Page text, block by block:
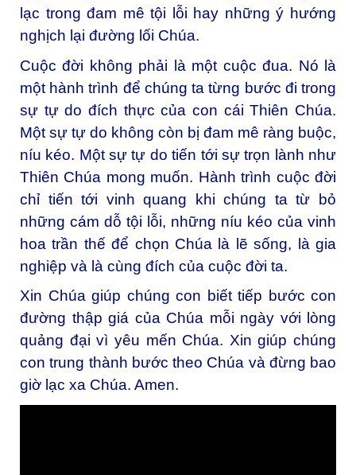
lạc trong đam mê tội lỗi hay những ý hướng
nghịch lại đường lối Chúa.
Cuộc đời không phải là một cuộc đua. Nó là
một hành trình để chúng ta từng bước đi trong
sự tự do đích thực của con cái Thiên Chúa.
Một sự tự do không còn bị đam mê ràng buộc,
níu kéo. Một sự tự do tiến tới sự trọn lành như
Thiên Chúa mong muốn. Hành trình cuộc đời
chỉ tiến tới vinh quang khi chúng ta từ bỏ
những cám dỗ tội lỗi, những níu kéo của vinh
hoa trần thế để chọn Chúa là lẽ sống, là gia
nghiệp và là cùng đích của cuộc đời ta.
Xin Chúa giúp chúng con biết tiếp bước con
đường thập giá của Chúa mỗi ngày với lòng
quảng đại vì yêu mến Chúa. Xin giúp chúng
con trung thành bước theo Chúa và đừng bao
giờ lạc xa Chúa. Amen.